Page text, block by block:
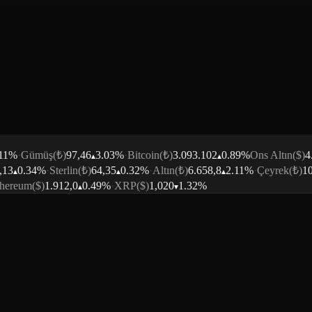
·Gümüş(₺)97,46 3.03%·Bitcoin(₺)3.093.102 0.89%Ons Altın($)
0.34%·Sterlin(₺)64,35 0.32%·Altın(₺)6.658,8 2.11%·Çeyrek(₺)
($)1.912,0 0.49%·XRP($)1,020 1.32%